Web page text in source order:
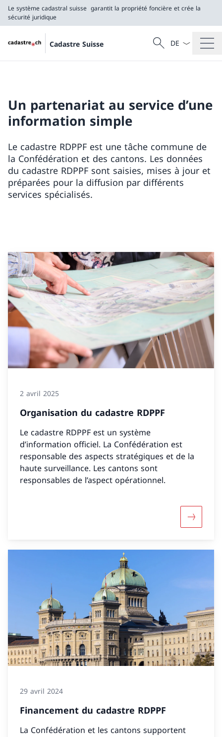
Le système cadastral suisse garantit la propriété foncière et crée la
sécurité juridique
Cadastre Suisse
garantit la propriété foncière et crée la sécurité
Recherche
Recherche
La langue
Un partenariat au service d’une
information simple
Le cadastre RDPPF est une tâche commune de
la Confédération et des cantons. Les données
du cadastre RDPPF sont saisies, mises à jour et
préparées pour la diffusion par différents
services spécialisés.
2 avril 2025
Organisation du cadastre RDPPF
Le cadastre RDPPF est un système
d’information officiel. La Confédération est
responsable des aspects stratégiques et de la
haute surveillance. Les cantons sont
responsables de l’aspect opérationnel.
29 avril 2024
Financement du cadastre RDPPF
La Confédération et les cantons supportent